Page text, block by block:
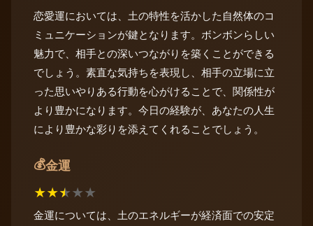
恋愛運においては、土の特性を活かした自然体のコ
ミュニケーションが鍵となります。ボンボンらしい
魅力で、相手との深いつながりを築くことができる
でしょう。素直な気持ちを表現し、相手の立場に立
った思いやりある行動を心がけることで、関係性が
より豊かになります。今日の経験が、あなたの人生
により豊かな彩りを添えてくれることでしょう。
💰金運
★★★★★
金運については、土のエネルギーが経済面での安定